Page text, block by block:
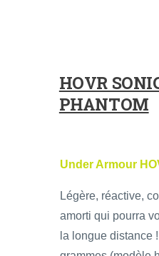
HOVR
PHANTOM
Under Armour
Légère, réactive,
amorti qui pourra
la longue distance